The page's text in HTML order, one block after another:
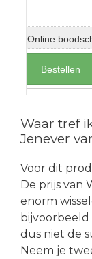
Online
Bestellen
Waar tref
Jenever
Voor dit
De prijs van
enorm
bijvoorbeeld
dus niet de
Neem je